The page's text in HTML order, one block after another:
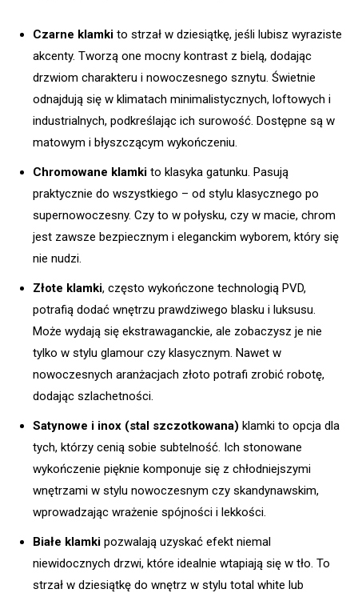
Czarne klamki to strzał w dziesiątkę, jeśli lubisz wyraziste
akcenty. Tworzą one mocny kontrast z bielą, dodając
drzwiom charakteru i nowoczesnego sznytu. Świetnie
odnajdują się w klimatach minimalistycznych, loftowych i
industrialnych, podkreślając ich surowość. Dostępne są w
matowym i błyszczącym wykończeniu.
Chromowane klamki to klasyka gatunku. Pasują
praktycznie do wszystkiego – od stylu klasycznego po
supernowoczesny. Czy to w połysku, czy w macie, chrom
jest zawsze bezpiecznym i eleganckim wyborem, który się
nie nudzi.
Złote klamki, często wykończone technologią PVD,
potrafią dodać wnętrzu prawdziwego blasku i luksusu.
Może wydają się ekstrawaganckie, ale zobaczysz je nie
tylko w stylu glamour czy klasycznym. Nawet w
nowoczesnych aranżacjach złoto potrafi zrobić robotę,
dodając szlachetności.
Satynowe i inox (stal szczotkowana) klamki to opcja dla
tych, którzy cenią sobie subtelność. Ich stonowane
wykończenie pięknie komponuje się z chłodniejszymi
wnętrzami w stylu nowoczesnym czy skandynawskim,
wprowadzając wrażenie spójności i lekkości.
Białe klamki pozwalają uzyskać efekt niemal
niewidocznych drzwi, które idealnie wtapiają się w tło. To
strzał w dziesiątkę do wnętrz w stylu total white lub